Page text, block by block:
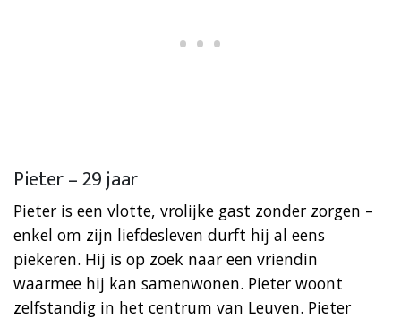
Pieter – 29 jaar
Pieter is een vlotte, vrolijke gast zonder zorgen –
enkel om zijn liefdesleven durft hij al eens
piekeren. Hij is op zoek naar een vriendin
waarmee hij kan samenwonen. Pieter woont
zelfstandig in het centrum van Leuven. Pieter